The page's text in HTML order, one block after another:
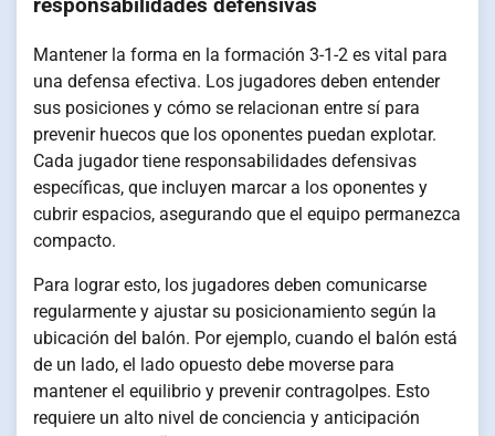
responsabilidades defensivas
Mantener la forma en la formación 3-1-2 es vital para
una defensa efectiva. Los jugadores deben entender
sus posiciones y cómo se relacionan entre sí para
prevenir huecos que los oponentes puedan explotar.
Cada jugador tiene responsabilidades defensivas
específicas, que incluyen marcar a los oponentes y
cubrir espacios, asegurando que el equipo permanezca
compacto.
Para lograr esto, los jugadores deben comunicarse
regularmente y ajustar su posicionamiento según la
ubicación del balón. Por ejemplo, cuando el balón está
de un lado, el lado opuesto debe moverse para
mantener el equilibrio y prevenir contragolpes. Esto
requiere un alto nivel de conciencia y anticipación